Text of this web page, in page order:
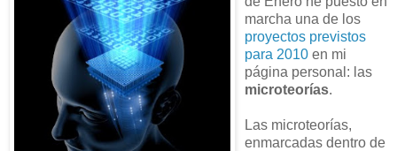
marcha una de los
proyectos previstos
para 2010 en mi
página personal: las
microteorías.
Las microteorías,
enmarcadas dentro de